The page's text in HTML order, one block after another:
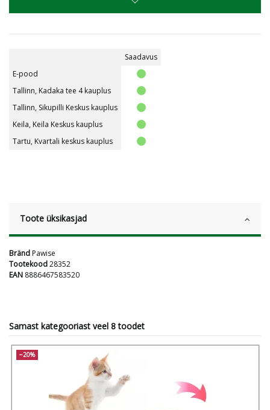
Saadavus
E-pood
Tallinn, Kadaka tee 4 kauplus
Tallinn, Sikupilli Keskus kauplus
Keila, Keila Keskus kauplus
Tartu, Kvartali keskus kauplus
Toote üksikasjad
Bränd Pawise
Tootekood28352
EAN 8886467583520
Samast kategooriast veel 8 toodet
−20%